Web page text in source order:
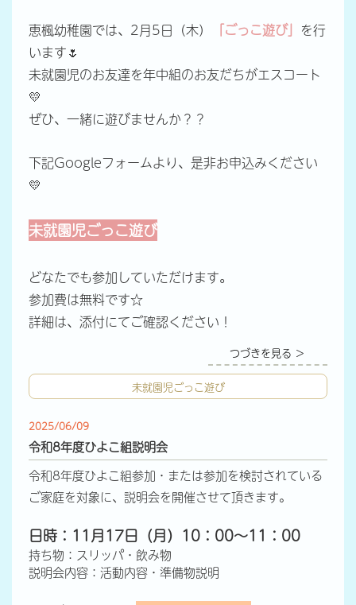
恵楓幼稚園では、2月5日（木） 「ごっこ遊び」 を行
います🌷
未就園児のお友達を年中組のお友だちがエスコート
💛
ぜひ、一緒に遊びませんか？？
下記Googleフォームより、是非お申込みください
💛
未就園児ごっこ遊び
どなたでも参加していただけます。
参加費は無料です☆
詳細は、添付にてご確認ください！
つづきを見る ＞
未就園児ごっこ遊び
2025/06/09
令和8年度ひよこ組説明会
令和8年度ひよこ組参加・または参加を検討されている
ご家庭を対象に、説明会を開催させて頂きます。
日時：11月17日（月）10：00～11：00
持ち物：スリッパ・飲み物
説明会内容：活動内容・準備物説明